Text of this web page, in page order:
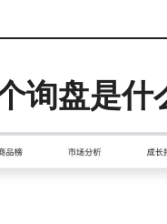
询盘是什